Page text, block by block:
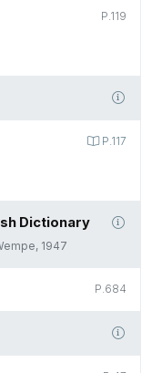
P.119
P.117
Dictionary
1947
P.684